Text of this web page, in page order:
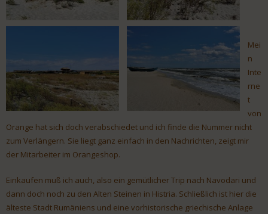
Mei
n
Inte
rne
t
von
Orange hat sich doch verabschiedet und ich finde die Nummer nicht
zum Verlängern. Sie liegt ganz einfach in den Nachrichten, zeigt mir
der Mitarbeiter im Orangeshop.
Einkaufen muß ich auch, also ein gemütlicher Trip nach Navodari und
dann doch noch zu den Alten Steinen in Histria. Schließlich ist hier die
älteste Stadt Rumäniens und eine vorhistorische griechische Anlage